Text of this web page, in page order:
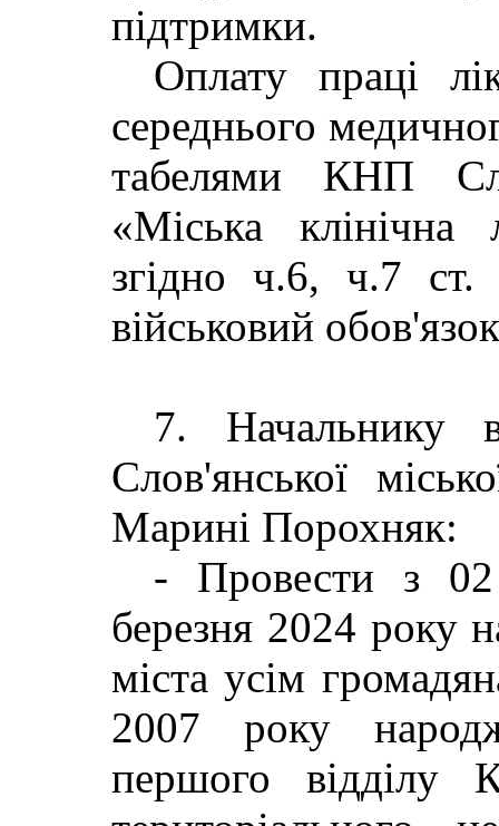
підтримки.
Оплату праці
середнього
табелями КНП
«Міська клінічна
згідно ч.6, ч.7
військовий
7. Начальнику
Слов'янської
Марині Порохняк:
- Провести з
березня 2024 року
міста усім
2007 року
першого відділу